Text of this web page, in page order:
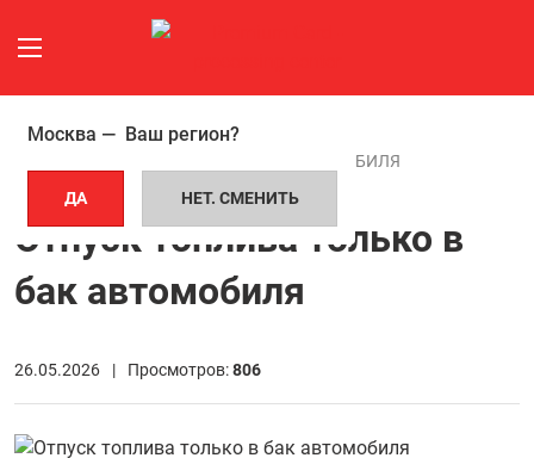
Москва — Ваш регион?
ДА НЕТ. СМЕНИТЬ
ГЛАВНАЯ СТРАНИЦА
НОВОСТИ
ОТПУСК ТОПЛИВА ТОЛЬКО В БАК АВТОМОБИЛЯ
Отпуск топлива только в
бак автомобиля
26.05.2026 | Просмотров:806